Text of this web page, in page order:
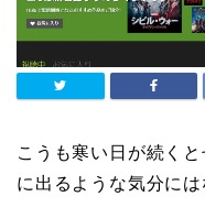
こうも寒い日が続く
に出るような気分に